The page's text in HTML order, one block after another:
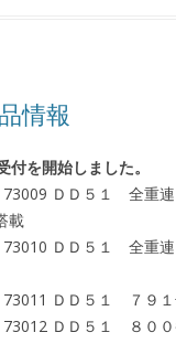
情報
を開始しました。
73009 ＤＤ５１ 全
載
73010 ＤＤ５１ 全
73011 ＤＤ５１ ７９
73012 ＤＤ５１ ８０